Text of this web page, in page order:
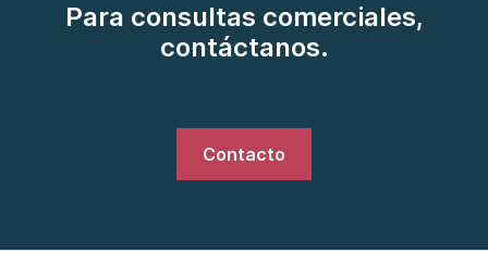
Para consultas comerciales,
contáctanos.
Contacto